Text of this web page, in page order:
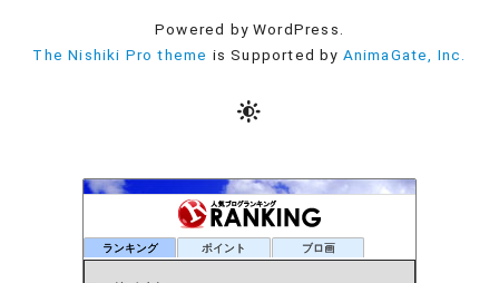
Powered by WordPress.
The Nishiki Pro theme is Supported by AnimaGate, Inc.
ランキング ポイント ブロ画